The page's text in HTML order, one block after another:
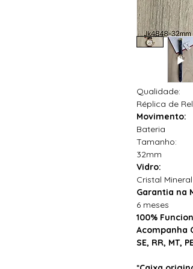
Qualidade:
Réplica de
Movimento:
Bateria
Tamanho:
32mm
Vidro:
Cristal Mineral
Garantia na
6 meses
100%
Acompanha
SE, RR, MT,